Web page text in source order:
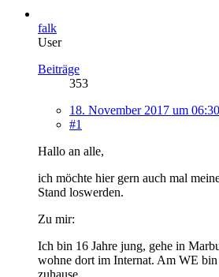
falk
User
Beiträge
353
18. November 2017 um 06:30
#1
Hallo an alle,
ich möchte hier gern auch mal
Stand loswerden.
Zu mir:
Ich bin 16 Jahre jung, gehe in
wohne dort im Internat. Am WE
zuhause.